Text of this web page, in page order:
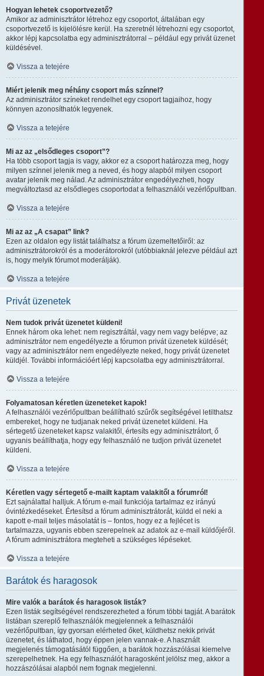
Hogyan lehetek csoportvezető?
Amikor az adminisztrátor létrehoz egy csoportot, általában egy
csoportvezető is kijelölésre kerül. Ha szeretnél létrehozni egy csoportot,
akkor lépj kapcsolatba egy adminisztrátorral – például egy privát üzenet
küldésével.
Vissza a tetejére
Miért jelenik meg néhány csoport más színnel?
Az adminisztrátor színeket rendelhet egy csoport tagjaihoz, hogy
könnyen azonosíthatók legyenek.
Vissza a tetejére
Mi az az „elsődleges csoport”?
Ha több csoport tagja is vagy, akkor ez a csoport határozza meg, hogy
milyen színnel jelenik meg a neved, és hogy alapból milyen csoport
avatar jelenik meg nálad. Az adminisztrátor engedélyezheti, hogy
megváltoztasd az elsődleges csoportodat a felhasználói vezérlőpultban.
Vissza a tetejére
Mi az az „A csapat” link?
Ezen az oldalon egy listát találhatsz a fórum üzemeltetőiről: az
adminisztrátorokról és a moderátorokról (utóbbiaknál jelezve például azt
is, hogy melyik fórumot moderálják).
Vissza a tetejére
Privát üzenetek
Nem tudok privát üzenetet küldeni!
Ennek három oka lehet: nem regisztráltál, vagy nem vagy belépve; az
adminisztrátor nem engedélyezte a fórumon privát üzenetek küldését;
vagy az adminisztrátor nem engedélyezte neked, hogy privát üzenetet
küldjél. További információért lépj kapcsolatba egy adminisztrátorral.
Vissza a tetejére
Folyamatosan kéretlen üzeneteket kapok!
A felhasználói vezérlőpultban beállítható szűrők segítségével letilthatsz
embereket, hogy ne tudjanak neked privát üzenetet küldeni. Ha
sértegető üzeneteket kapsz valakitől, értesíts egy adminisztrátort, ő
ugyanis beállíthatja, hogy egy felhasználó ne tudjon privát üzenetet
küldeni.
Vissza a tetejére
Kéretlen vagy sértegető e-mailt kaptam valakitől a fórumról!
Ezt sajnálattal halljuk. A fórum e-mail funkciója tartalmaz ez irányú
óvintézkedéseket. Értesítsd a fórum adminisztrátorát, küldd el neki a
kapott e-mail teljes másolatát is – fontos, hogy ez a fejlécet is
tartalmazza, ugyanis ebben szerepelnek az adatok az e-mail küldőjéről.
A fórum adminisztrátora megteheti a szükséges lépéseket.
Vissza a tetejére
Barátok és haragosok
Mire valók a barátok és haragosok listák?
Ezen listák segítségével rendszerezheted a fórum többi tagját. A barátok
listában szereplő felhasználók megjelennek a felhasználói
vezérlőpultban, így gyorsan elérheted őket, küldhetsz nekik privát
üzenetet, és láthatod, hogy éppen jelen vannak-e. A használt
megjelenés támogatásától függően, a barátok hozzászólásai kiemelve
szerepelhetnek. Ha egy felhasználót haragosként jelölsz meg, akkor a
hozzászólásai alapból nem fognak megjelenni.